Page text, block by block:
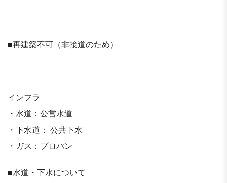
■再建築不可（非接道のため）
インフラ
・水道：公営水道
・下水道： 公共下水
・ガス：プロパン
■⽔道・下⽔について